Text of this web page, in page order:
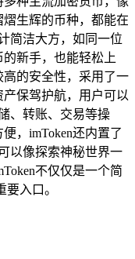
生辉的币种，都能在
简洁大方，如同一位
新手，也能轻松上
的安全性，采用了一
保驾护航，用户可以
、转账、交易等操
，imToken还内置了
以像探索神秘世界一
不仅仅是一个简
入口。